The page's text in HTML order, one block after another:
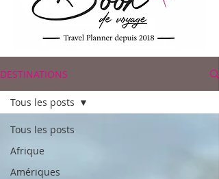
DESTINATIONS
Tous les posts
Afrique
Amériques
Tous les posts